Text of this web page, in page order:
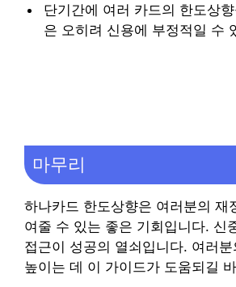
단기간에 여러 카드의 한도상
은 오히려 신용에 부정적일 수
마무리
하나카드 한도상향은 여러분의 재
여줄 수 있는 좋은 기회입니다. 신
접근이 성공의 열쇠입니다. 여러
높이는 데 이 가이드가 도움되길